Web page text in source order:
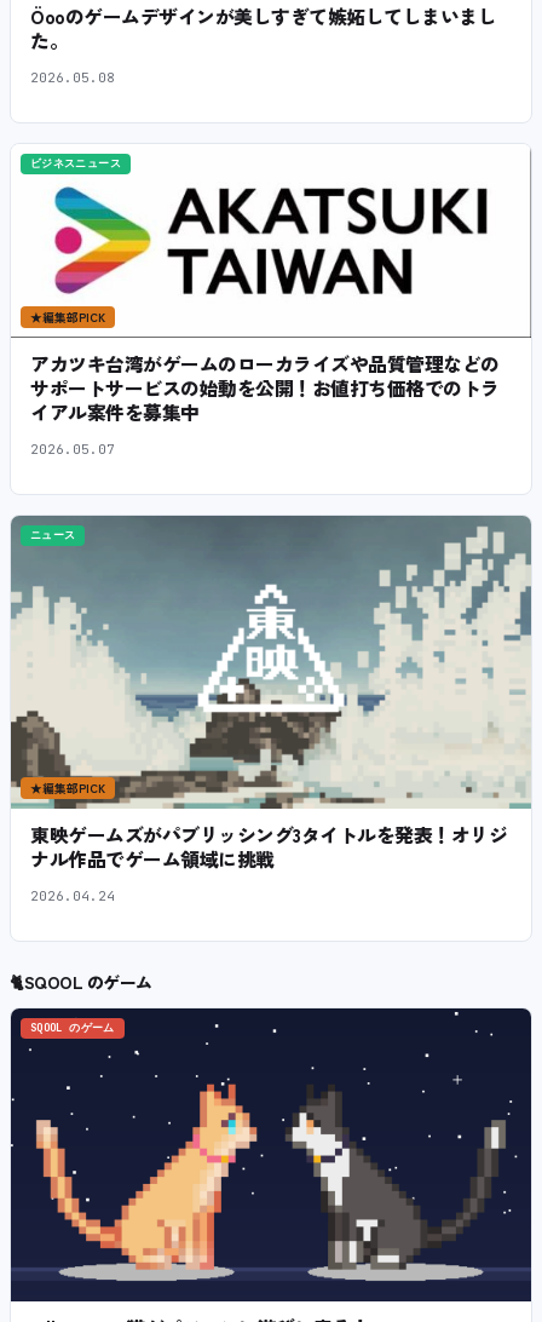
Öooのゲームデザインが美しすぎて嫉妬してしまいまし
た。
2026.05.08
ビジネスニュース
★編集部PICK
アカツキ台湾がゲームのローカライズや品質管理などの
サポートサービスの始動を公開！お値打ち価格でのトラ
イアル案件を募集中
2026.05.07
ニュース
★編集部PICK
東映ゲームズがパブリッシング3タイトルを発表！オリジ
ナル作品でゲーム領域に挑戦
2026.04.24
🐈SQOOL のゲーム
SQOOL のゲーム